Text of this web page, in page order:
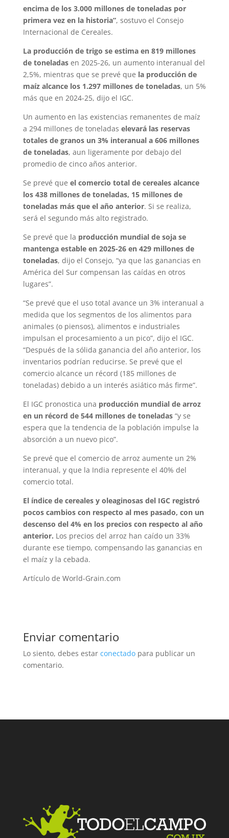
encima de los 3.000 millones de toneladas por
primera vez en la historia”, sostuvo el Consejo
Internacional de Cereales.
La producción de trigo se estima en 819 millones
de toneladas en 2025-26, un aumento interanual del
2,5%, mientras que se prevé que la producción de
maíz alcance los 1.297 millones de toneladas, un 5%
más que en 2024-25, dijo el IGC.
Un aumento en las existencias remanentes de maíz
a 294 millones de toneladas elevará las reservas
totales de granos un 3% interanual a 606 millones
de toneladas, aun ligeramente por debajo del
promedio de cinco años anterior.
Se prevé que el comercio total de cereales alcance
los 438 millones de toneladas, 15 millones de
toneladas más que el año anterior. Si se realiza,
será el segundo más alto registrado.
Se prevé que la producción mundial de soja se
mantenga estable en 2025-26 en 429 millones de
toneladas, dijo el Consejo, “ya que las ganancias en
América del Sur compensan las caídas en otros
lugares”.
“Se prevé que el uso total avance un 3% interanual a
medida que los segmentos de los alimentos para
animales (o piensos), alimentos e industriales
impulsan el procesamiento a un pico”, dijo el IGC.
“Después de la sólida ganancia del año anterior, los
inventarios podrían reducirse. Se prevé que el
comercio alcance un récord (185 millones de
toneladas) debido a un interés asiático más firme”.
El IGC pronostica una producción mundial de arroz
en un récord de 544 millones de toneladas“y se
espera que la tendencia de la población impulse la
absorción a un nuevo pico”.
Se prevé que el comercio de arroz aumente un 2%
interanual, y que la India represente el 40% del
comercio total.
El índice de cereales y oleaginosas del IGC registró
pocos cambios con respecto al mes pasado, con un
descenso del 4% en los precios con respecto al año
anterior. Los precios del arroz han caído un 33%
durante ese tiempo, compensando las ganancias en
el maíz y la cebada.
Artículo de World-Grain.com
Enviar comentario
Lo siento, debes estar conectadopara publicar un
comentario.
Facebook